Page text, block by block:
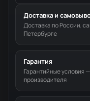
Доставка и
Доставка по России,
Петербурге
Гарантия
Гарантийные условия
производителя